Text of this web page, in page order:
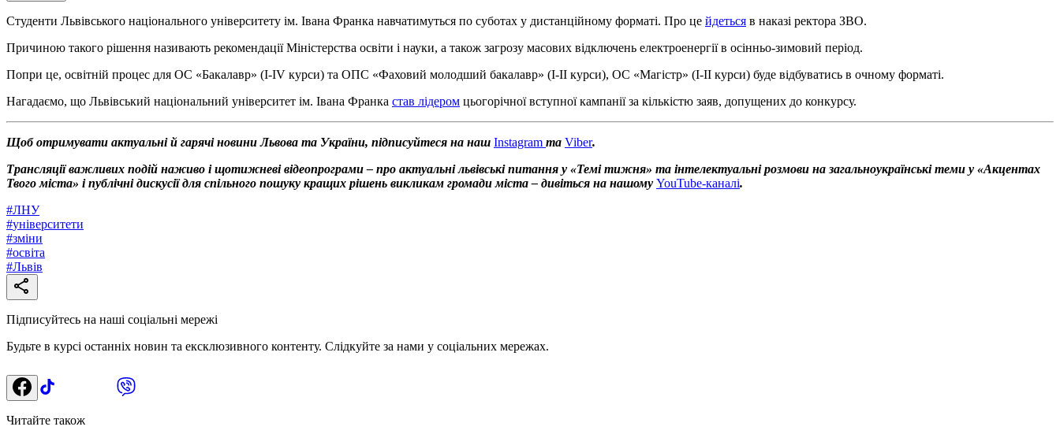
Студенти Львівського національного університету ім. Івана Франка навчатимуться по суботах у дистанційному форматі. Про це йдеться в наказі ректора ЗВО.
Причиною такого рішення називають рекомендації Міністерства освіти і науки, а також загрозу масових відключень електроенергії в осінньо-зимовий період.
Попри це, освітній процес для ОС «Бакалавр» (I-IV курси) та ОПС «Фаховий молодший бакалавр» (I-II курси), ОС «Магістр» (I-II курси) буде відбуватись в очному форматі.
Нагадаємо, що Львівський національний університет ім. Івана Франка став лідером цьогорічної вступної кампанії за кількістю заяв, допущених до конкурсу.
Щоб отримувати актуальні й гарячі новини Львова та України, підписуйтеся на наш Instagram та Viber.
Трансляції важливих подій наживо і щотижневі відеопрограми – про актуальні львівські питання у «Темі тижня» та інтелектуальні розмови на загальноукраїнські теми у «Акцентах
Твого міста» і публічні дискусії для спільного пошуку кращих рішень викликам громади міста – дивіться на нашому YouTube-каналі.
#ЛНУ
#університети
#зміни
#освіта
#Львів
Підписуйтесь на наші соціальні мережі
Будьте в курсі останніх новин та ексклюзивного контенту. Слідкуйте за нами у соціальних мережах.
Читайте також